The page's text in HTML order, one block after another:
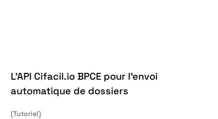
L’API Cifacil.io BPCE pour l’envoi
automatique de dossiers
(Tutoriel)